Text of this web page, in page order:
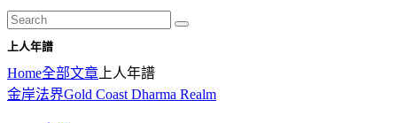
上人年譜
Home全部文章 上人年譜
金岸法界Gold Coast Dharma Realm
🔔提醒:
一、請以【全名+所在地】方式加入會